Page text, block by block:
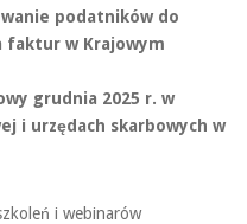
podatników do
faktur w Krajowym
grudnia 2025 r. w
i urzędach skarbowych w
i webinarów